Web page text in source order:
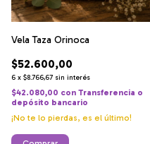
Vela Taza Orinoca
$52.600,00
6 x $8.766,67 sin interés
$42.080,00 con Transferencia o
depósito bancario
¡No te lo pierdas, es el último!